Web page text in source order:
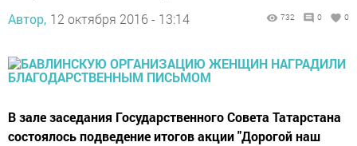
Автор, 12 октября 2016 - 13:14 732 0 0
В зале заседания Государственного Совета Татарстана
состоялось подведение итогов акции "Дорогой наш